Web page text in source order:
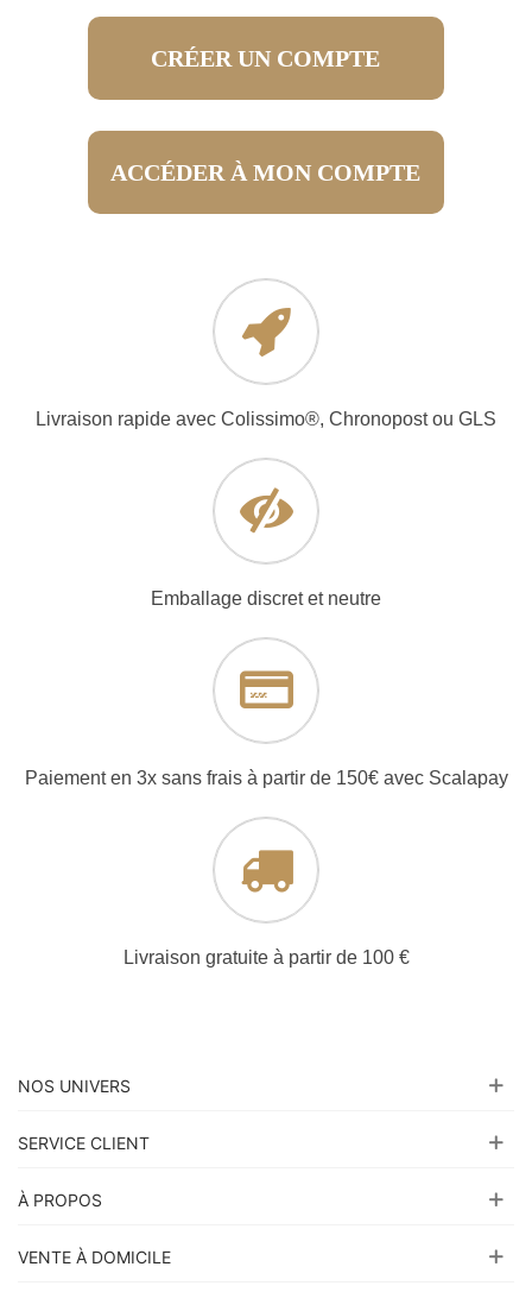
CRÉER UN COMPTE
ACCÉDER À MON COMPTE
Livraison rapide avec Colissimo®, Chronopost ou GLS
Emballage discret et neutre
Paiement en 3x sans frais à partir de 150€ avec Scalapay
Livraison gratuite à partir de 100 €
NOS UNIVERS
SERVICE CLIENT
À PROPOS
VENTE À DOMICILE